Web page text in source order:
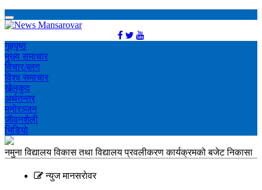
गृहपृष्ठ
मुख्य समाचार
विचार/ब्लग
विश्व समाचार
खेलकुद
अर्थतन्त्र
मनोरञ्‍जन
जीवनशैली
भिडियाे
नमुना विद्यालय विकास तथा विद्यालय प्रवलीकरण कार्यक्रमको बजेट निकासा
न्युज मानसराेवर